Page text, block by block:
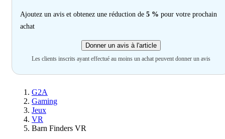
Ajoutez un avis et obtenez une réduction de 5 % pour votre prochain
achat
Donner un avis à l'article
Les clients inscrits ayant effectué au moins un achat peuvent donner un avis
G2A
Gaming
Jeux
VR
Barn Finders VR